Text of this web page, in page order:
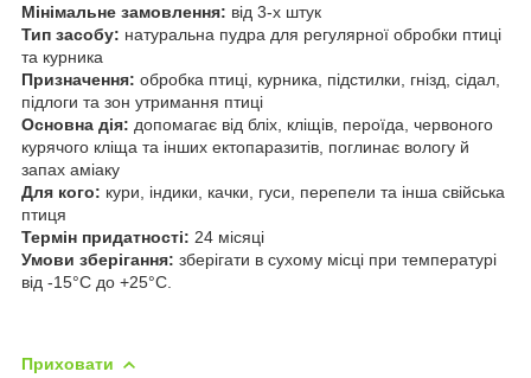
Мінімальне замовлення: від 3-х штук
Тип засобу: натуральна пудра для регулярної обробки птиці
та курника
Призначення: обробка птиці, курника, підстилки, гнізд, сідал,
підлоги та зон утримання птиці
Основна дія: допомагає від бліх, кліщів, пероїда, червоного
курячого кліща та інших ектопаразитів, поглинає вологу й
запах аміаку
Для кого: кури, індики, качки, гуси, перепели та інша свійська
птиця
Термін придатності: 24 місяці
Умови зберігання: зберігати в сухому місці при температурі
від -15°C до +25°C.
Приховати